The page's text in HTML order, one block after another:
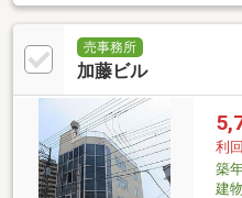
売事務所
加藤ビル
利
築
建